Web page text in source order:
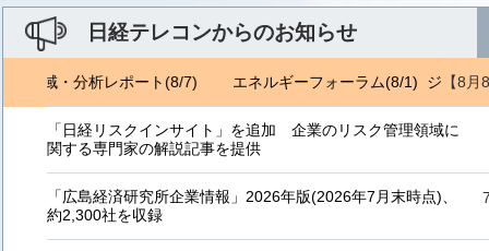
日経テレコンからのお知らせ
【8
地域・分析レポート(8/7) エネルギーフォーラム(8/1) ジェトロ
「日経リスクインサイト」を追加 企業のリスク管理領域に
関する専門家の解説記事を提供
「広島経済研究所企業情報」2026年版(2026年7月末時点)、
約2,300社を収録